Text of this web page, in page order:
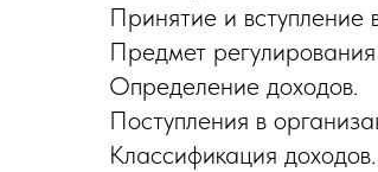
Принятие и
Предмет
Определение доходов.
Поступления в
Классификация